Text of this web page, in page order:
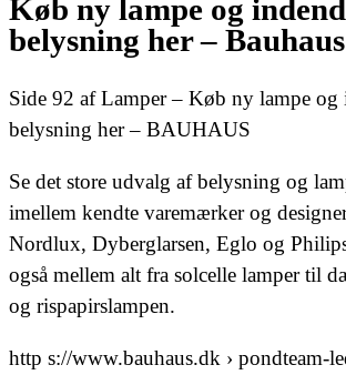
Køb ny lampe og
belysning her – Bauhaus
Side 92 af Lamper – Køb ny lampe og
belysning her – BAUHAUS
Se det store udvalg af belysning og
imellem kendte varemærker og
Nordlux, Dyberglarsen, Eglo og
også mellem alt fra solcelle lamper til
og rispapirslampen.
http s://www.bauhaus.dk › pondteam-